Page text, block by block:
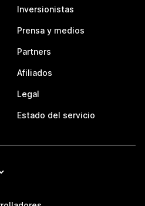
Inversionistas
Prensa y medios
Partners
Afiliados
Legal
Estado del servicio